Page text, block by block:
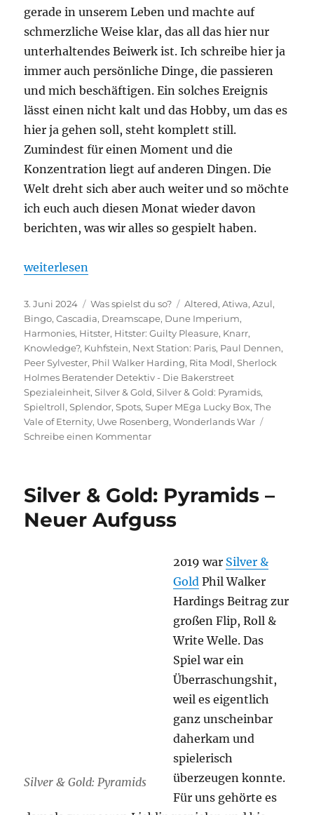
gerade in unserem Leben und machte auf
schmerzliche Weise klar, das all das hier nur
unterhaltendes Beiwerk ist. Ich schreibe hier ja
immer auch persönliche Dinge, die passieren
und mich beschäftigen. Ein solches Ereignis
lässt einen nicht kalt und das Hobby, um das es
hier ja gehen soll, steht komplett still.
Zumindest für einen Moment und die
Konzentration liegt auf anderen Dingen. Die
Welt dreht sich aber auch weiter und so möchte
ich euch auch diesen Monat wieder davon
berichten, was wir alles so gespielt haben.
„Was spielst du so? – Mai 2024“
weiterlesen
Veröffentlicht
am
3. Juni 2024 Kategorien
Was spielst du so? Schlagwörter
Altered,Atiwa,Azul,
Bingo,Cascadia, Dreamscape, Dune Imperium,
Harmonies, Hitster, Hitster: Guilty Pleasure, Knarr,
Knowledge?, Kuhfstein, Next Station: Paris, Paul Dennen,
Peer Sylvester, Phil Walker Harding, Rita Modl,Sherlock
Holmes Beratender Detektiv - Die Bakerstreet
Spezialeinheit,Silver & Gold,Silver & Gold: Pyramids,
Spieltroll,Splendor,Spots,Super MEga Lucky Box,The
Vale of Eternity, Uwe Rosenberg,Wonderlands War
Schreibe einen Kommentarzu
so?
Mai
Silver & Gold: Pyramids –
Neuer Aufguss
Silver & Gold: Pyramids
2019 war Silver &
Gold Phil Walker
Hardings Beitrag zur
großen Flip, Roll &
Write Welle. Das
Spiel war ein
Überraschungshit,
weil es eigentlich
ganz unscheinbar
daherkam und
spielerisch
überzeugen konnte.
Für uns gehörte es